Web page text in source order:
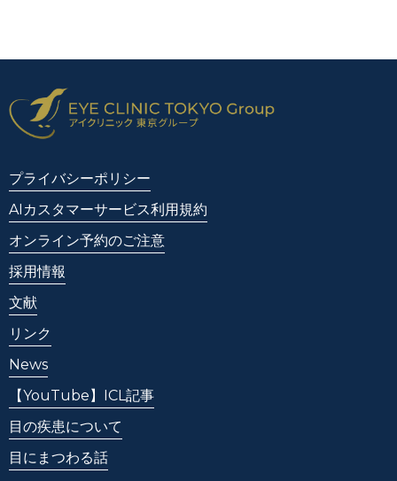
プライバシーポリシー
AIカスタマーサービス利用規約
オンライン予約のご注意
採用情報
文献
リンク
News
【YouTube】ICL記事
目の疾患について
目にまつわる話